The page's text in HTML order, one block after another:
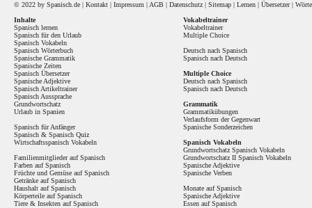
© 2022 by Spanisch .de | Kontakt | Impressum | AGB | Datenschutz | Sitemap | Lernen | Übersetzer|
Inhalte
Spanisch lernen
Spanisch für den Urlaub
Spanisch Vokabeln
Spanisch Wörterbuch
Spanische Grammatik
Spanische Zeiten
Spanisch Übersetzer
Spanische Adjektive
Spanisch Artikeltrainer
Spanisch Aussprache
Grundwortschatz
Urlaub in Spanien
Spanisch für Anfänger
Spanisch & Spanisch Quiz
Wirtschaftsspanisch Vokabeln
Familienmitglieder auf Spanisch
Farben auf Spanisch
Früchte und Gemüse auf Spanisch
Getränke auf Spanisch
Haushalt auf Spanisch
Körperteile auf Spanisch
Tiere & Insekten auf Spanisch
Vokabeltrainer
Vokabeltrainer
Multiple Choice
Deutsch nach Spanisch
Spanisch nach Deutsch
Multiple Choice
Deutsch nach Spanisch
Spanisch nach Deutsch
Grammatik
Grammatikübungen
Verlaufsform der Gegenwart
Spanische Sonderzeichen
Spanisch Vokabeln
Grundwortschatz Spanisch Vokabeln
Grundwortschatz II Spanisch Vokabeln
Spanische Adjektive
Spanische Verben
Monate auf Spanisch
Spanische Adjektive
Essen auf Spanisch